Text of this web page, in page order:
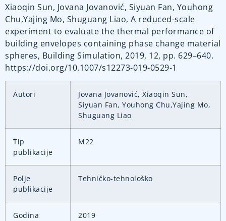
Xiaoqin Sun, Jovana Jovanović, Siyuan Fan, Youhong
Chu,Yajing Mo, Shuguang Liao, A reduced-scale
experiment to evaluate the thermal performance of
building envelopes containing phase change material
spheres, Building Simulation, 2019, 12, pp. 629–640.
https://doi.org/10.1007/s12273-019-0529-1
Autori
Jovana Jovanović, Xiaoqin Sun,
Siyuan Fan, Youhong Chu,Yajing Mo,
Shuguang Liao
Tip
publikacije
M22
Polje
publikacije
Tehničko-tehnološko
Godina 2019